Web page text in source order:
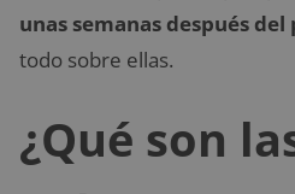
unas semanas después del
todo sobre ellas.
¿Qué son